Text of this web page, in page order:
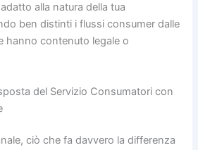
alla natura della tua
ben distinti i flussi consumer dalle
hanno contenuto legale o
del Servizio Consumatori con
ciò che fa davvero la differenza